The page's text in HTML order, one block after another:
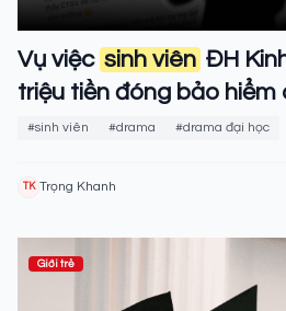
Vụ việc sinh viên ĐH
triệu tiền đóng bảo hiểm
trường vào cuộc
#sinh viên #drama #drama đại học
TK Trọng Khanh
Giới trẻ